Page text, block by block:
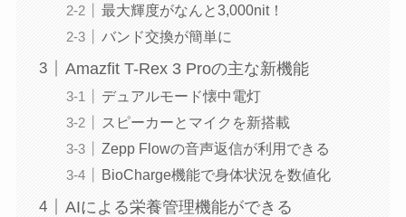
最大輝度がなんと3,000nit！
バンド交換が簡単に
Amazfit T-Rex 3 Proの主な新機能
デュアルモード懐中電灯
スピーカーとマイクを新搭載
Zepp Flowの音声返信が利用できる
BioCharge機能で身体状況を数値化
AIによる栄養管理機能ができる